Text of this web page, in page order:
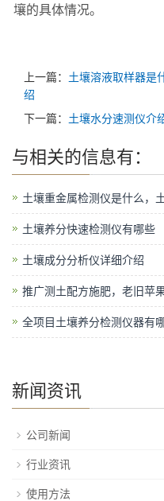
壤的具体情况。
上一篇： 土壤溶液取样器是
绍
下一篇： 土壤水分速测仪介
与相关的信息有：
土壤重金属检测仪是什么，
土壤养分快速检测仪有哪些
土壤成分分析仪详细介绍
推广测土配方施肥，老旧苹
全项目土壤养分检测仪器有
新闻资讯
公司新闻
行业资讯
使用方法